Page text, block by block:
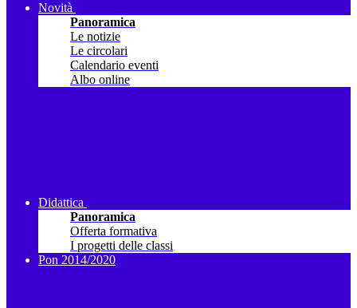
Novità
Panoramica
Le notizie
Le circolari
Calendario eventi
Albo online
Didattica
Panoramica
Offerta formativa
I progetti delle classi
Pon 2014/2020